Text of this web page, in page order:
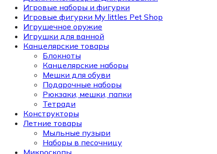
Игровые наборы и фигурки
Игровые фигурки My littles Pet Shop
Игрушечное оружие
Игрушки для ванной
Канцелярские товары
Блокноты
Канцелярские наборы
Мешки для обуви
Подарочные наборы
Рюкзаки, мешки, папки
Тетради
Конструкторы
Летние товары
Мыльные пузыри
Наборы в песочницу
Микроскопы